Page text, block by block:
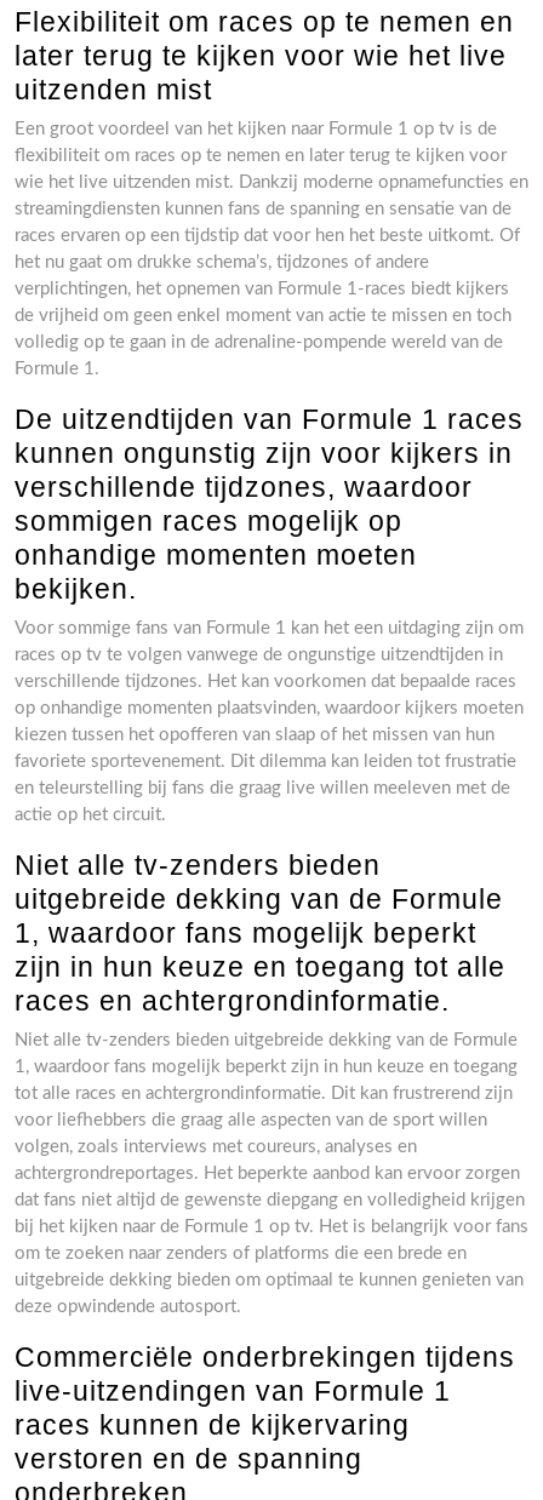
Flexibiliteit om races op te nemen en
later terug te kijken voor wie het live
uitzenden mist
Een groot voordeel van het kijken naar Formule 1 op tv is de
flexibiliteit om races op te nemen en later terug te kijken voor
wie het live uitzenden mist. Dankzij moderne opnamefuncties en
streamingdiensten kunnen fans de spanning en sensatie van de
races ervaren op een tijdstip dat voor hen het beste uitkomt. Of
het nu gaat om drukke schema’s, tijdzones of andere
verplichtingen, het opnemen van Formule 1-races biedt kijkers
de vrijheid om geen enkel moment van actie te missen en toch
volledig op te gaan in de adrenaline-pompende wereld van de
Formule 1.
De uitzendtijden van Formule 1 races
kunnen ongunstig zijn voor kijkers in
verschillende tijdzones, waardoor
sommigen races mogelijk op
onhandige momenten moeten
bekijken.
Voor sommige fans van Formule 1 kan het een uitdaging zijn om
races op tv te volgen vanwege de ongunstige uitzendtijden in
verschillende tijdzones. Het kan voorkomen dat bepaalde races
op onhandige momenten plaatsvinden, waardoor kijkers moeten
kiezen tussen het opofferen van slaap of het missen van hun
favoriete sportevenement. Dit dilemma kan leiden tot frustratie
en teleurstelling bij fans die graag live willen meeleven met de
actie op het circuit.
Niet alle tv-zenders bieden
uitgebreide dekking van de Formule
1, waardoor fans mogelijk beperkt
zijn in hun keuze en toegang tot alle
races en achtergrondinformatie.
Niet alle tv-zenders bieden uitgebreide dekking van de Formule
1, waardoor fans mogelijk beperkt zijn in hun keuze en toegang
tot alle races en achtergrondinformatie. Dit kan frustrerend zijn
voor liefhebbers die graag alle aspecten van de sport willen
volgen, zoals interviews met coureurs, analyses en
achtergrondreportages. Het beperkte aanbod kan ervoor zorgen
dat fans niet altijd de gewenste diepgang en volledigheid krijgen
bij het kijken naar de Formule 1 op tv. Het is belangrijk voor fans
om te zoeken naar zenders of platforms die een brede en
uitgebreide dekking bieden om optimaal te kunnen genieten van
deze opwindende autosport.
Commerciële onderbrekingen tijdens
live-uitzendingen van Formule 1
races kunnen de kijkervaring
verstoren en de spanning
onderbreken.